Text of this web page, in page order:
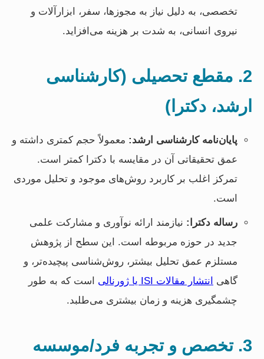
تخصصی، به دلیل نیاز به مجوزها، سفر، ابزارآلات و
نیروی انسانی، به شدت بر هزینه می‌افزاید.
2. مقطع تحصیلی (کارشناسی
ارشد، دکترا)
پایان‌نامه کارشناسی ارشد: معمولاً حجم کمتری داشته و
عمق تحقیقاتی آن در مقایسه با دکترا کمتر است.
تمرکز اغلب بر کاربرد روش‌های موجود و تحلیل موردی
است.
رساله دکترا: نیازمند ارائه نوآوری و مشارکت علمی
جدید در حوزه مربوطه است. این سطح از پژوهش
مستلزم عمق تحلیل بیشتر، روش‌شناسی پیچیده‌تر، و
گاهی
انتشار مقالات ISI یا ژورنالی
است که به طور
چشمگیری هزینه و زمان بیشتری می‌طلبد.
3. تخصص و تجربه فرد/موسسه